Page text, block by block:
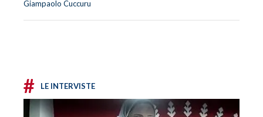
Giampaolo Cuccuru
# LE INTERVISTE